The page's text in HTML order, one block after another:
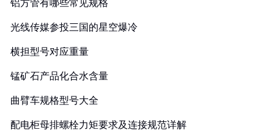
铝方管有哪些常见规格
光线传媒参投三国的星空爆冷
横担型号对应重量
锰矿石产品化合水含量
曲臂车规格型号大全
配电柜母排螺栓力矩要求及连接规范详解